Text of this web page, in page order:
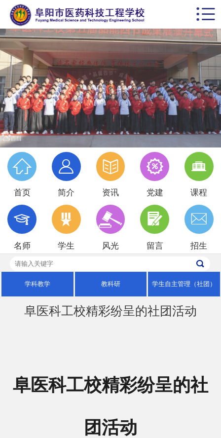
 首页
学校概括
校园动态
思政德育
教学科研
党建专栏
名师风采
学生天地
招生就业
校园风光


首页

简介

资讯

党建

课程

名师

学生

风光

留言

招生
学科教学 教科研 学生自主管理（社团）
阜医科工校精彩纷呈的社团活动
阜医科工校精彩纷呈的社
团活动